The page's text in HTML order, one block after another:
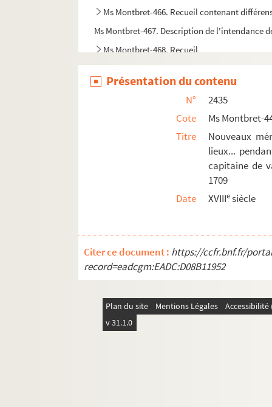
Ms Montbret-466. Recueil contenant
Ms Montbret-467. Description de l'intendance
Ms Montbret-468. Recueil
Ms Montbret-469. Mémoire servant
Ms Montbret-470. Recueil de pièces,
Ms Montbret-471. Traité de la régale, 1681
Ms Montbret-472. Traduction de quelques
Ms Montbret-473. Mémoire sur la Franche-
Ms Montbret-474. Mémoires concernant les
Ms Montbret-475. Pensées libres sur la
Ms Montbret-476. Recueil de poésies diverses,
Ms Montbret-478. Mémoire sur la généralité de
Ms Montbret-479. Mémoires sur le commerce
Ms Montbret-480. Mémoire concernant la
Ms Montbret-482 et Ms Montbret-458. État et
Ms Montbret-483. Règlement pour les sœurs
Présentation du contenu
N°
2435
Cote
Ms Montbret-
Titre
Nouveaux
lieux...
capitaine de
1709
Date
XVIIIesiècle
Citer ce document : https://ccfr.bnf.fr/
record=eadcgm:EADC:D08B11952
Plan du site Mentions Légales
v 31.1.0